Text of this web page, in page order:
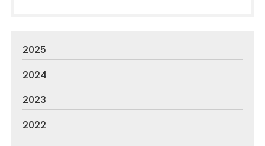
2025
2024
2023
2022